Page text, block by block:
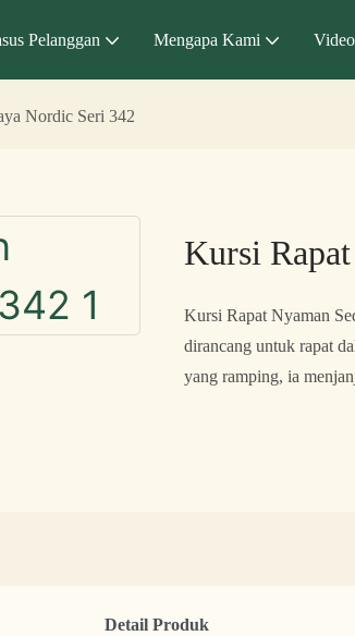
Pelanggan Mengapa Kami Video
Nordic Seri 342
Kursi
Kursi Rapat Nyaman
dirancang untuk rapat
yang ramping, ia
Detail Produk